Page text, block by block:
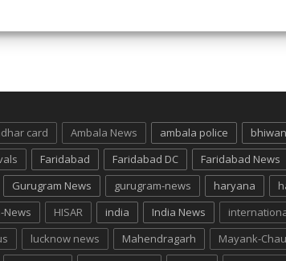
card Ambala News ambala police
Faridabad Faridabad DC Faridabad News
Gurugram News gurugram-news haryana
News HISAR india India News
lucknow news Mahendragarh Mayank-